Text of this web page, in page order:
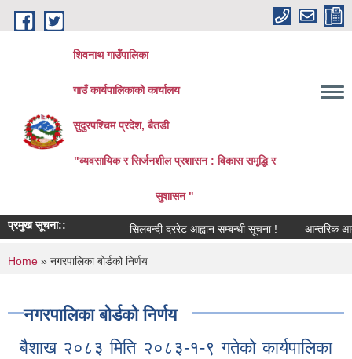
Skip to main content
शिवनाथ गाउँपालिका
गाउँ कार्यपालिकाकाे कार्यालय
सुदुरपश्चिम प्रदेश, बैतडी
"व्यवसायिक र सिर्जनशील प्रशासन : विकास समृद्धि र
सुशासन "
प्रमुख सूचना:: सिलबन्दी दररेट आह्वान सम्बन्धी सूचना ! आन्तरिक आय
You are here
Home » नगरपालिका बोर्डको निर्णय
नगरपालिका बोर्डको निर्णय
बैशाख २०८३ मिति २०८३-१-९ गतेको कार्यपालिका